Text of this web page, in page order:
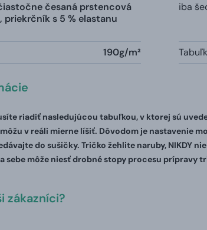
česaná prstencová
priekrčník s 5 % elastanu
iba
190g/m²
riadiť nasledujúcou tabuľkou, v ktorej sú
v reáli mierne líšiť. Dôvodom je nastavenie
do sušičky. Tričko žehlite naruby, NIKDY
sebe môže niesť drobné stopy procesu prípravy
zákazníci?